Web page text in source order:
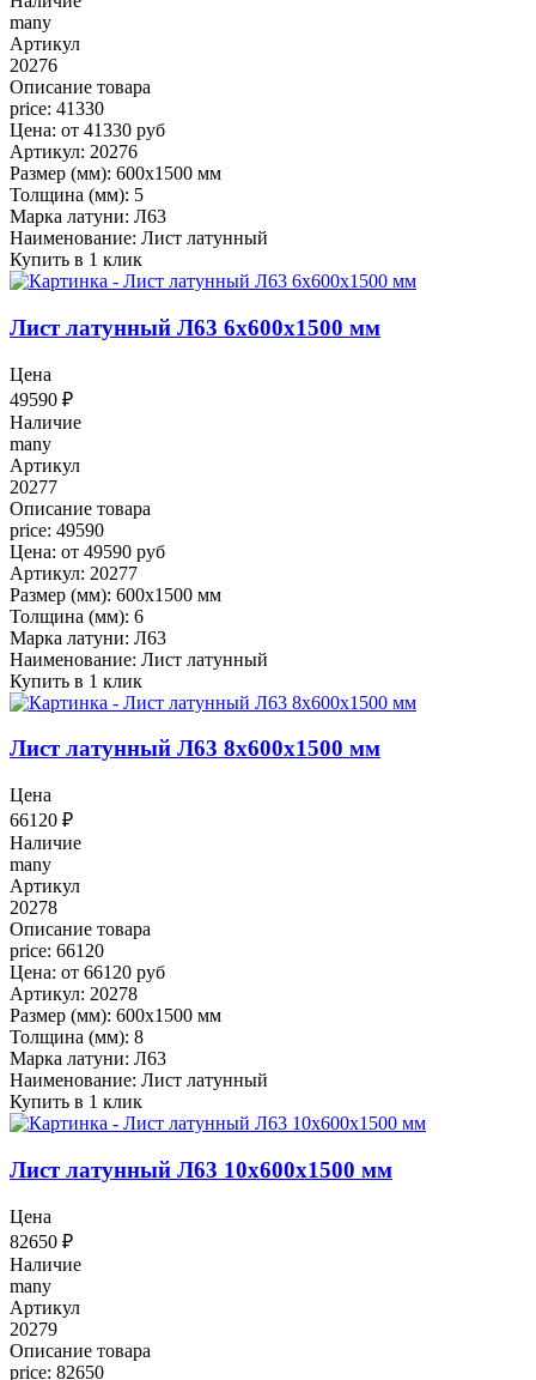
many
Артикул
20276
Описание товара
price: 41330
Цена: от 41330 руб
Артикул: 20276
Размер (мм): 600x1500 мм
Толщина (мм): 5
Марка латуни: Л63
Наименование: Лист латунный
Купить в 1 клик
Лист латунный Л63 6x600x1500 мм
Цена
49590 ₽
Наличие
many
Артикул
20277
Описание товара
price: 49590
Цена: от 49590 руб
Артикул: 20277
Размер (мм): 600x1500 мм
Толщина (мм): 6
Марка латуни: Л63
Наименование: Лист латунный
Купить в 1 клик
Лист латунный Л63 8x600x1500 мм
Цена
66120 ₽
Наличие
many
Артикул
20278
Описание товара
price: 66120
Цена: от 66120 руб
Артикул: 20278
Размер (мм): 600x1500 мм
Толщина (мм): 8
Марка латуни: Л63
Наименование: Лист латунный
Купить в 1 клик
Лист латунный Л63 10x600x1500 мм
Цена
82650 ₽
Наличие
many
Артикул
20279
Описание товара
price: 82650